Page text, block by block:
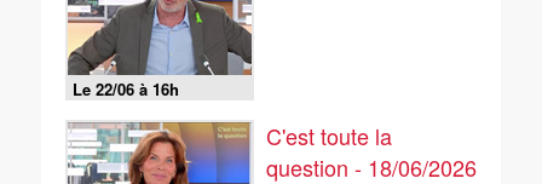
Le 22/06 à 16h
C'est toute la
question - 18/06/2026